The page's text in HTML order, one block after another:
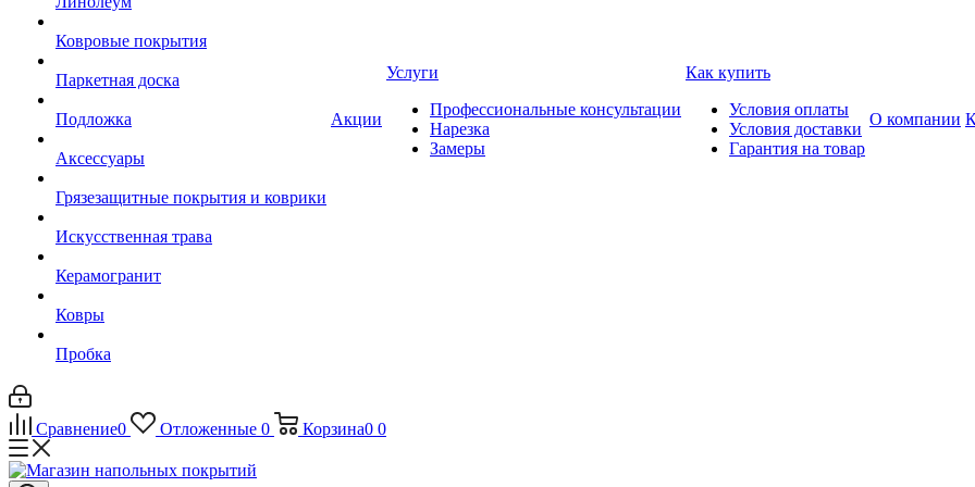
Ковровые покрытия
Паркетная доска
Подложка
Аксессуары
Грязезащитные покрытия и коврики
Искусственная трава
Керамогранит
Ковры
Пробка
Акции
Услуги
Профессиональные консультации
Нарезка
Замеры
Как купить
Условия оплаты
Условия доставки
Гарантия на товар
О компании
Сравнение0 Отложенные 0 Корзина0 0